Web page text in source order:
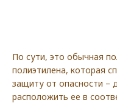
По сути, это обычная
полиэтилена, которая
защиту от опасности –
расположить ее в